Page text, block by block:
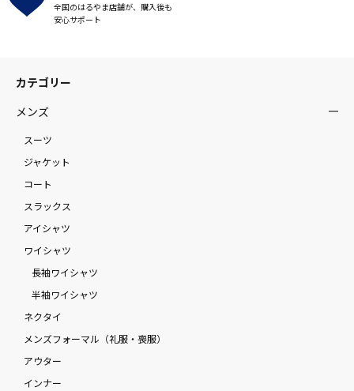
全国のはるやま店舗が、購入後も
安心サポート
カテゴリー
メンズ
スーツ
ジャケット
コート
スラックス
アイシャツ
ワイシャツ
長袖ワイシャツ
半袖ワイシャツ
ネクタイ
メンズフォーマル（礼服・喪服）
アウター
インナー